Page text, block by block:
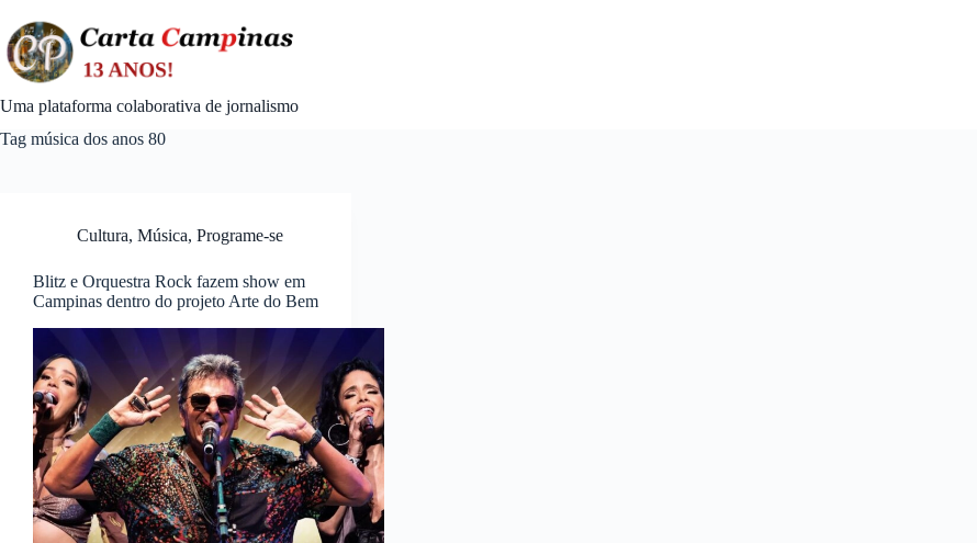
content
Uma plataforma colaborativa de jornalismo
Tag música dos anos 80
Cultura, Música, Programe-se
Blitz e Orquestra Rock fazem show em
Campinas dentro do projeto Arte do Bem